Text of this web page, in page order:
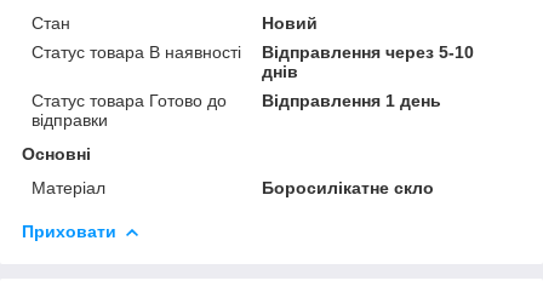
Стан
Новий
Статус товара В наявності
Відправлення через 5-10
днів
Статус товара Готово до
відправки
Відправлення 1 день
Основні
Матеріал
Боросилікатне скло
Приховати